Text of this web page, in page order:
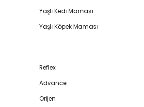
Yaşlı Kedi Maması
Yaşlı Köpek Maması
Reflex
Advance
Orijen